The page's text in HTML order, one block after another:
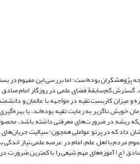
پژوهشگران بوده‌است؛ اما بررسی این مفهوم در
کم‌سابقۀ فضای علمی در روزگار امام
میزان کاربست تقیه در مواجهه با عالمان و
خویش ناگزیر به رعایت تقیه بوده‌اند، با
آن‌که ریشه در ضرورت‌های معرفتی داشته باشد،
داد که در پرتو عواملی همچون: سیالیت جریان‌های
مردم با اهل علم، امام در عرصه علمی نیاز اندکی
صادق (ع) آموزه‌های مهم شیعی را با کمترین